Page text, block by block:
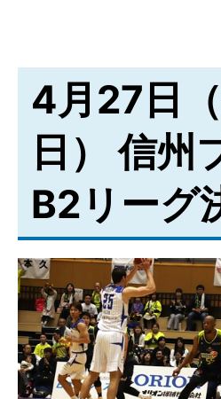
4月27日
日） 信州
B2リーグ